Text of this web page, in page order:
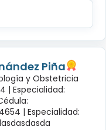
Piña
y Obstetricia
| Especialidad:
| Especialidad: